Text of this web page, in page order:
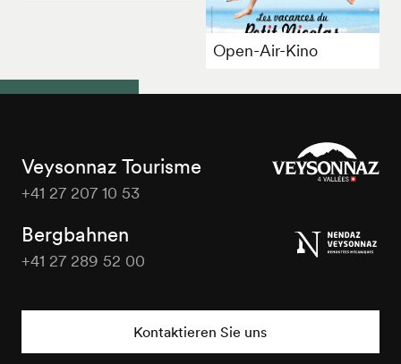
Open-Air-Kino
Veysonnaz Tourisme
+41 27 207 10 53
Bergbahnen
+41 27 289 52 00
Kontaktieren Sie uns